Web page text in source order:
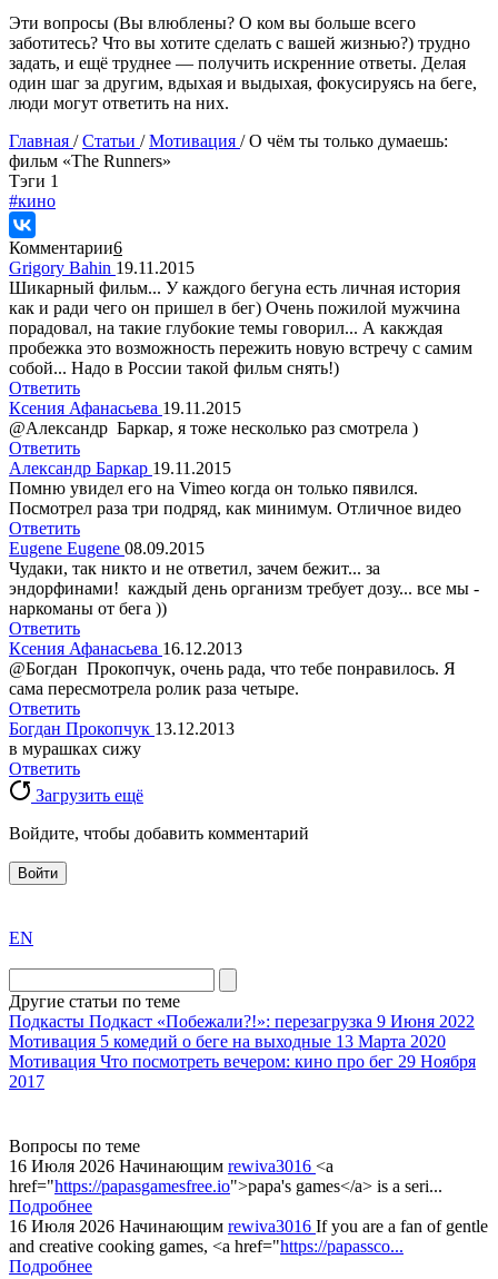
Эти вопросы (Вы влюблены? О ком вы больше всего
заботитесь? Что вы хотите сделать с вашей жизнью?) трудно
задать, и ещё труднее — получить искренние ответы. Делая
один шаг за другим, вдыхая и выдыхая, фокусируясь на беге,
люди могут ответить на них.
Главная /Статьи /Мотивация /О чём ты только думаешь:
фильм «The Runners»
Tэги 1
#кино
Комментарии6
Grigory Bahin 19.11.2015
Шикарный фильм... У каждого бегуна есть личная история
как и ради чего он пришел в бег) Очень пожилой мужчина
порадовал, на такие глубокие темы говорил... А какждая
пробежка это возможность пережить новую встречу с самим
собой... Надо в России такой фильм снять!)
Ответить
Ксения Афанасьева 19.11.2015
@Александр Баркар, я тоже несколько раз смотрела )
Ответить
Александр Баркар 19.11.2015
Помню увидел его на Vimeo когда он только пявился.
Посмотрел раза три подряд, как минимум. Отличное видео
Ответить
Eugene Eugene 08.09.2015
Чудаки, так никто и не ответил, зачем бежит... за
эндорфинами! каждый день организм требует дозу... все мы -
наркоманы от бега ))
Ответить
Ксения Афанасьева 16.12.2013
@Богдан Прокопчук, очень рада, что тебе понравилось. Я
сама пересмотрела ролик раза четыре.
Ответить
Богдан Прокопчук 13.12.2013
в мурашках сижу
Ответить
Загрузить ещё
Войдите, чтобы добавить комментарий
Войти
the
division
agent
watch
replica
showcases
substantial
swiss
replica
bvlgari
watches
+maserati
online
EN
Другие статьи по теме
Подкасты Подкаст «Побежали?!»: перезагрузка 9 Июня 2022
Мотивация 5 комедий о беге на выходные 13 Марта 2020
Мотивация Что посмотреть вечером: кино про бег 29 Ноября
2017
Вопросы по теме
16 Июля 2026 Начинающим rewiva3016 <a
href="https://papasgamesfree.io">papa's games</a> is a seri...
Подробнее
16 Июля 2026 Начинающим rewiva3016 If you are a fan of gentle
and creative cooking games, <a href="https://papassco...
Подробнее